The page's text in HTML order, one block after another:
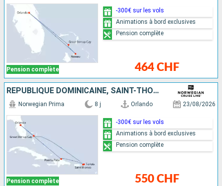
Pension complète 464 CHF
-300€ sur les vols
Animations à bord exclusives
Pension complète
RÉPUBLIQUE DOMINICAINE, SAINT-THOMAS, TORTOLA, BAHAMAS, ÉTATS-UNIS
Pension complète
Norwegian Prima 8 j Orlando 23/08/2026
550 CHF
-300€ sur les vols
Animations à bord exclusives
Pension complète